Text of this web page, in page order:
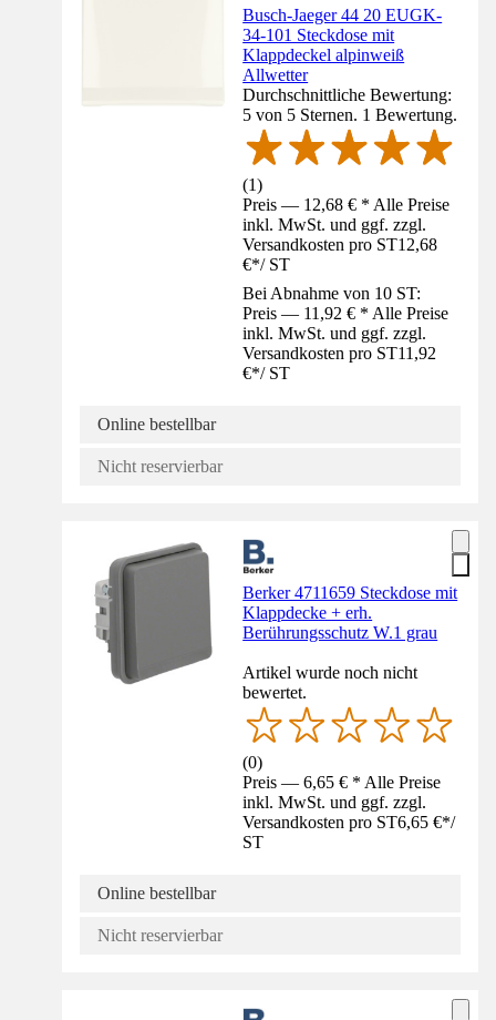
Busch-Jaeger 44 20 EUGK-
34-101 Steckdose mit
Klappdeckel alpinweiß
Allwetter
Durchschnittliche Bewertung:
5 von 5 Sternen. 1 Bewertung.
(1)
Preis — 12,68 € * Alle Preise
inkl. MwSt. und ggf. zzgl.
Versandkosten pro ST12,68
€*/ ST
Bei Abnahme von 10 ST:
Preis — 11,92 € * Alle Preise
inkl. MwSt. und ggf. zzgl.
Versandkosten pro ST11,92
€*/ ST
Online bestellbar
Nicht reservierbar
Berker 4711659 Steckdose mit
Klappdecke + erh.
Berührungsschutz W.1 grau
Artikel wurde noch nicht
bewertet.
(0)
Preis — 6,65 € * Alle Preise
inkl. MwSt. und ggf. zzgl.
Versandkosten pro ST6,65 €*/
ST
Online bestellbar
Nicht reservierbar